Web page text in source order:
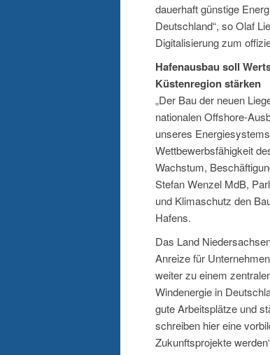
dauerhaft günstige
Deutschland“, so Olaf
Digitalisierung zum
Hafenausbau soll
Küstenregion stärken
„Der Bau der neuen
nationalen Offshore-
unseres
Wettbewerbsfähigkeit
Wachstum,
Stefan Wenzel MdB,
und Klimaschutz den
Hafens.
Das Land
Anreize für
weiter zu einem
Windenergie in
gute Arbeitsplätze und
schreiben hier eine
Zukunftsprojekte